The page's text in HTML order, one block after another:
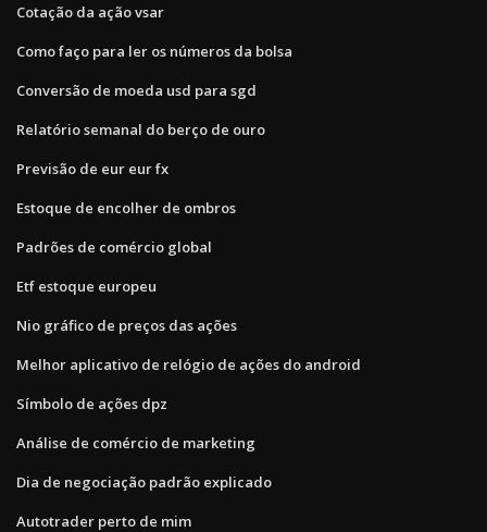
Cotação da ação vsar
Como faço para ler os números da bolsa
Conversão de moeda usd para sgd
Relatório semanal do berço de ouro
Previsão de eur eur fx
Estoque de encolher de ombros
Padrões de comércio global
Etf estoque europeu
Nio gráfico de preços das ações
Melhor aplicativo de relógio de ações do android
Símbolo de ações dpz
Análise de comércio de marketing
Dia de negociação padrão explicado
Autotrader perto de mim